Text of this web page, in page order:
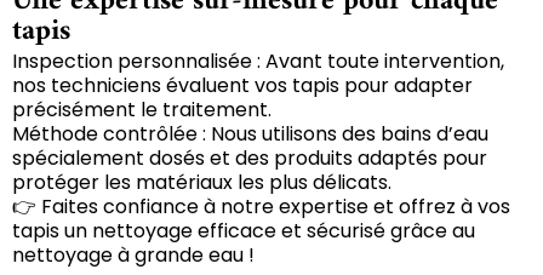
tapis
Inspection personnalisée : Avant toute intervention,
nos techniciens évaluent vos tapis pour adapter
précisément le traitement.
Méthode contrôlée : Nous utilisons des bains d’eau
spécialement dosés et des produits adaptés pour
protéger les matériaux les plus délicats.
👉 Faites confiance à notre expertise et offrez à vos
tapis un nettoyage efficace et sécurisé grâce au
nettoyage à grande eau !